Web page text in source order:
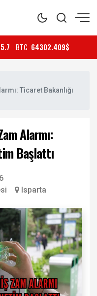
BTC 64302.409$
Ticaret Bakanlığı
Alarmı:
Başlattı
Isparta